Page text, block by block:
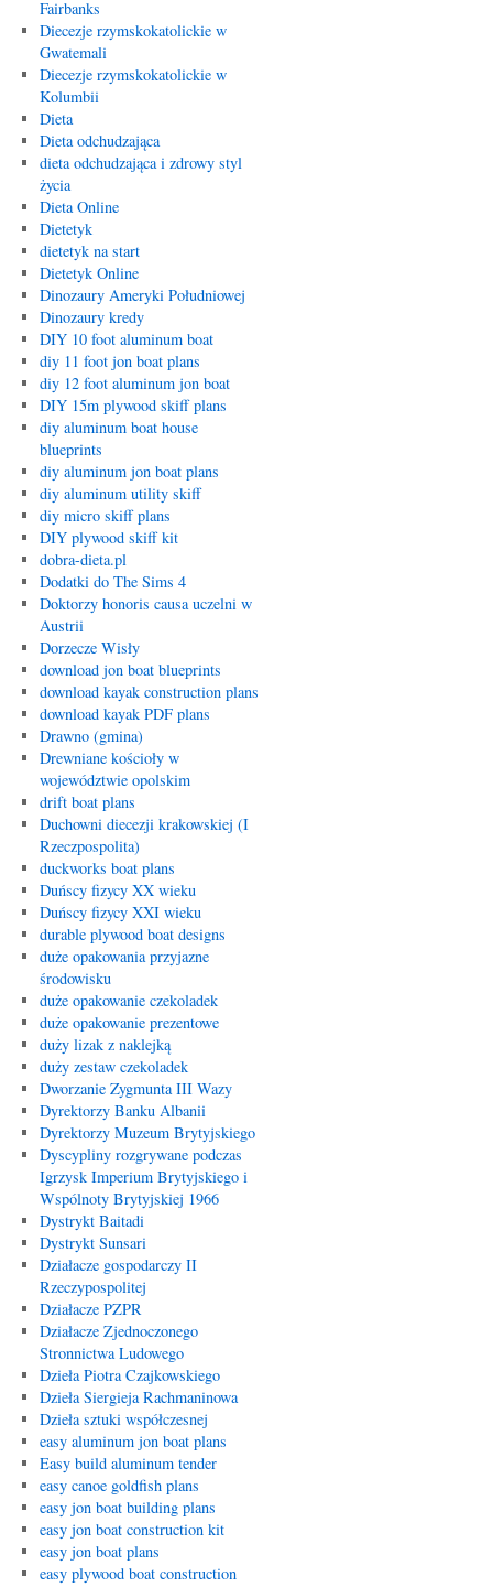
Fairbanks
Diecezje rzymskokatolickie w
Gwatemali
Diecezje rzymskokatolickie w
Kolumbii
Dieta
Dieta odchudzająca
dieta odchudzająca i zdrowy styl
życia
Dieta Online
Dietetyk
dietetyk na start
Dietetyk Online
Dinozaury Ameryki Południowej
Dinozaury kredy
DIY 10 foot aluminum boat
diy 11 foot jon boat plans
diy 12 foot aluminum jon boat
DIY 15m plywood skiff plans
diy aluminum boat house
blueprints
diy aluminum jon boat plans
diy aluminum utility skiff
diy micro skiff plans
DIY plywood skiff kit
dobra-dieta.pl
Dodatki do The Sims 4
Doktorzy honoris causa uczelni w
Austrii
Dorzecze Wisły
download jon boat blueprints
download kayak construction plans
download kayak PDF plans
Drawno (gmina)
Drewniane kościoły w
województwie opolskim
drift boat plans
Duchowni diecezji krakowskiej (I
Rzeczpospolita)
duckworks boat plans
Duńscy fizycy XX wieku
Duńscy fizycy XXI wieku
durable plywood boat designs
duże opakowania przyjazne
środowisku
duże opakowanie czekoladek
duże opakowanie prezentowe
duży lizak z naklejką
duży zestaw czekoladek
Dworzanie Zygmunta III Wazy
Dyrektorzy Banku Albanii
Dyrektorzy Muzeum Brytyjskiego
Dyscypliny rozgrywane podczas
Igrzysk Imperium Brytyjskiego i
Wspólnoty Brytyjskiej 1966
Dystrykt Baitadi
Dystrykt Sunsari
Działacze gospodarczy II
Rzeczypospolitej
Działacze PZPR
Działacze Zjednoczonego
Stronnictwa Ludowego
Dzieła Piotra Czajkowskiego
Dzieła Siergieja Rachmaninowa
Dzieła sztuki współczesnej
easy aluminum jon boat plans
Easy build aluminum tender
easy canoe goldfish plans
easy jon boat building plans
easy jon boat construction kit
easy jon boat plans
easy plywood boat construction